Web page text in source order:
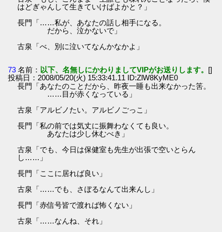
はどぎゃんして生きていけばよかと？」
長門「……私が、あなたの話し相手になる。
だから、泣かないで」
古泉「べ、別に泣いてなんかなかよ」
73 名前： 以下、名無しにかわりましてVIPがお送りします。 []
投稿日：2008/05/20(火) 15:33:41.11 ID:ZlW8KyME0
長門「あなたのことだから、昨夜一睡も出来なかった筈。
……目が赤くなっている」
古泉「アルビノたい。アルビノごっこ」
長門「私の前では気丈に振舞わなくても良い。
あなたは少し休むべき」
古泉「でも、今日は保健室も先生が出張で空いとらん
し……」
長門「ここに居れば良い」
古泉「……でも、さぼるなんて出来んし」
長門「赤信号皆で渡れば怖くない」
古泉「……なんね、それ」